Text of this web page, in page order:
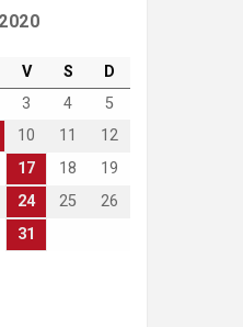
V S
D
3 4
5
10 11
12
17 18
19
24 25
26
31